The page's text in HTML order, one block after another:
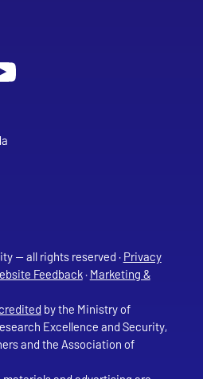
on Facebook
University on Instagram
Follow Tyndale University on
— all rights reserved · Privacy
Feedback· Marketing &
by the Ministry of
Excellence and Security,
and the Association of